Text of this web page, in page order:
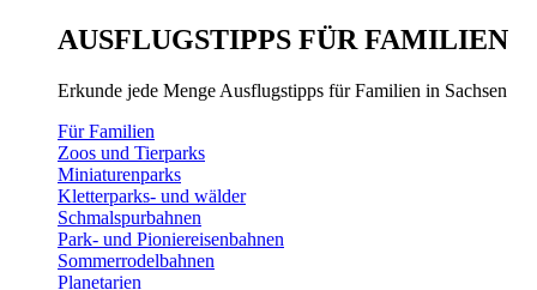
AUSFLUGSTIPPS FÜR FAMILIEN
Erkunde jede Menge Ausflugstipps für Familien in Sachsen
Für Familien
Zoos und Tierparks
Miniaturenparks
Kletterparks- und wälder
Schmalspurbahnen
Park- und Pioniereisenbahnen
Sommerrodelbahnen
Planetarien